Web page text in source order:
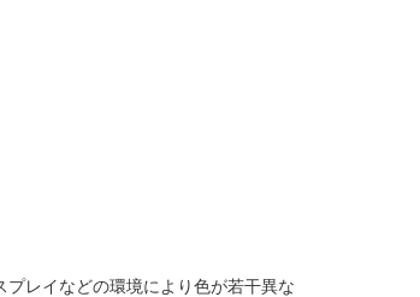
レイなどの環境により色が若干異な